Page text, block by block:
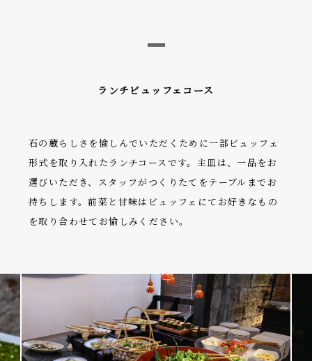
ランチビュッフェコース
石の蔵らしさを愉しんでいただくために一部ビュッフェ
形式を取り入れたランチコースです。主皿は、一品をお
選びいただき、スタッフがつくりたてをテーブルまでお
持ちします。前菜と甘味はビュッフェにてお好きなもの
を取り合わせてお愉しみください。